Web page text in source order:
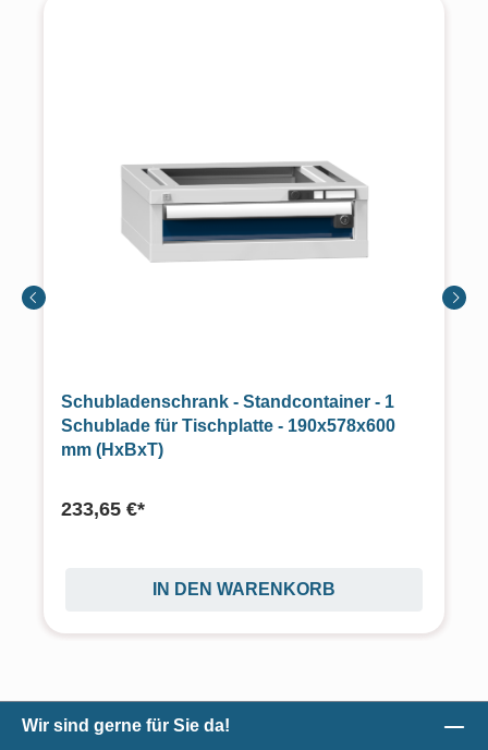
Schubladenschrank - Standcontainer - 1
Schublade für Tischplatte - 190x578x600
mm (HxBxT)
233,65 €*
IN DEN WARENKORB
Wir sind gerne für Sie da!